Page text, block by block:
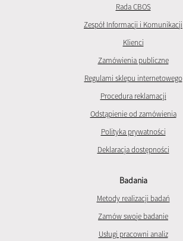
Rada CBOS
Zespół Informacji i Komunikacji
Klienci
Zamówienia publiczne
Regulami sklepu internetowego
Procedura reklamacji
Odstąpienie od zamówienia
Polityka prywatności
Deklaracja dostępności
Badania
Metody realizacji badań
Zamów swoje badanie
Usługi pracowni analiz